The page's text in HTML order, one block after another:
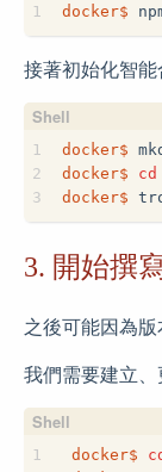
1 docker$
接著初始化智能
1
2
3
docker$
docker$
cd
docker$
3. 開始撰
之後可能因為版
我們需要建立、
1
docker$